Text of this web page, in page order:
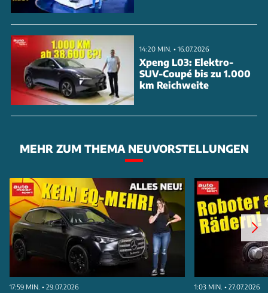
14:20 MIN. • 16.07.2026
Xpeng L03: Elektro-
SUV-Coupé bis zu 1.000
km Reichweite
MEHR ZUM THEMA NEUVORSTELLUNGEN
17:59 MIN. • 29.07.2026 1:03 MIN. • 27.07.2026